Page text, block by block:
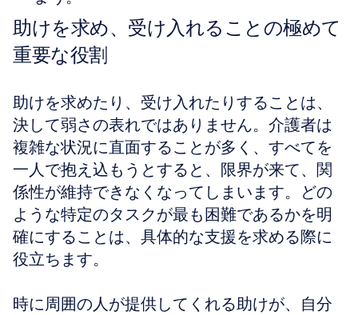
助けを求め、受け入れることの極めて
重要な役割
助けを求めたり、受け入れたりすることは、
決して弱さの表れではありません。介護者は
複雑な状況に直面することが多く、すべてを
一人で抱え込もうとすると、限界が来て、関
係性が維持できなくなってしまいます。どの
ような特定のタスクが最も困難であるかを明
確にすることは、具体的な支援を求める際に
役立ちます。
時に周囲の人が提供してくれる助けが、自分